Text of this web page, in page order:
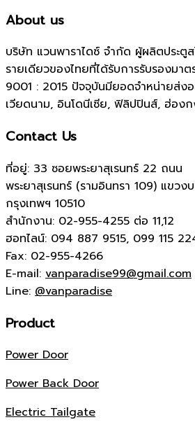
About us
บริษัท แวนพาราไดซ์ จำกัด ผู้ผลิตประตู
รายเดียวของไทยที่ได้รับการรับรองมา
9001 : 2015 ปัจจุบันมียอดจำหน่ายส่ง
เวียดนาม, อินโดนีเซีย, ฟิลิปปินส์, ฮ่องก
Contact Us
ที่อยู่: 33 ซอยพระยาสุเรนทร์ 22 ถนน
พระยาสุเรนทร์ (รามอินทรา 109) แขวง
กรุงเทพฯ 10510
สำนักงาน: 02-955-4255 ต่อ 11,12
ฮอทไลน์: 094 887 9515, 099 115
Fax: 02-955-4266
E-mail: vanparadise99@gmail.com
Line: @vanparadise
Product
Power Door
Power Back Door
Electric Tailgate